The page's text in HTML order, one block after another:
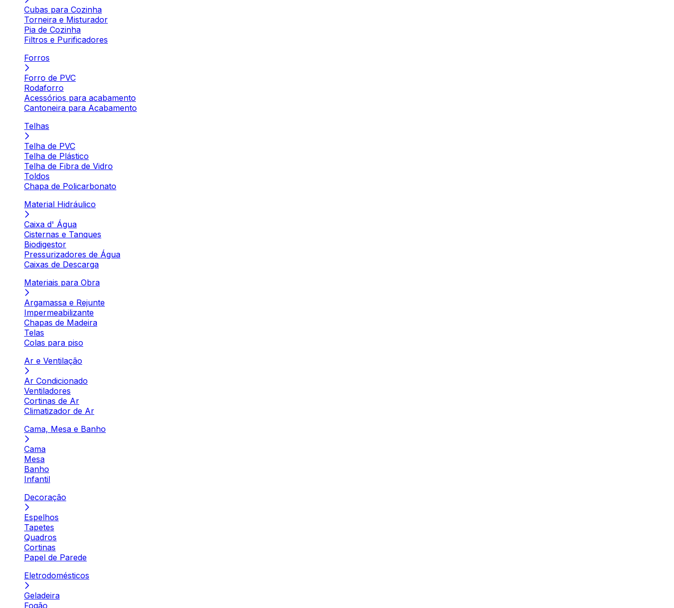
Cubas para Cozinha
Torneira e Misturador
Pia de Cozinha
Filtros e Purificadores
Forros
Forro de PVC
Rodaforro
Acessórios para acabamento
Cantoneira para Acabamento
Telhas
Telha de PVC
Telha de Plástico
Telha de Fibra de Vidro
Toldos
Chapa de Policarbonato
Material Hidráulico
Caixa d' Água
Cisternas e Tanques
Biodigestor
Pressurizadores de Água
Caixas de Descarga
Materiais para Obra
Argamassa e Rejunte
Impermeabilizante
Chapas de Madeira
Telas
Colas para piso
Ar e Ventilação
Ar Condicionado
Ventiladores
Cortinas de Ar
Climatizador de Ar
Cama, Mesa e Banho
Cama
Mesa
Banho
Infantil
Decoração
Espelhos
Tapetes
Quadros
Cortinas
Papel de Parede
Eletrodomésticos
Geladeira
Fogão